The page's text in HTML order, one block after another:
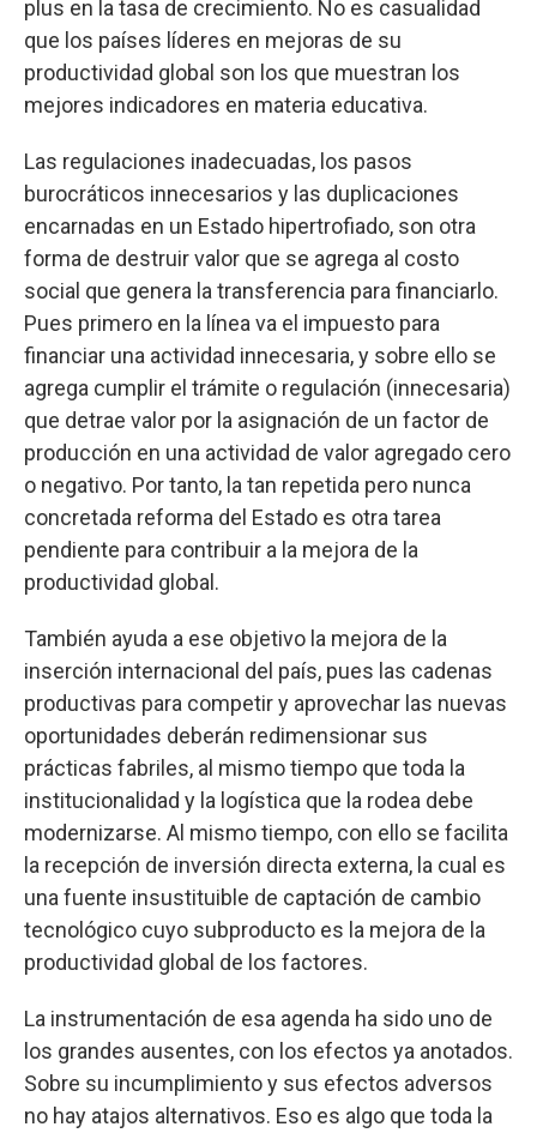
plus en la tasa de crecimiento. No es casualidad
que los países líderes en mejoras de su
productividad global son los que muestran los
mejores indicadores en materia educativa.
Las regulaciones inadecuadas, los pasos
burocráticos innecesarios y las duplicaciones
encarnadas en un Estado hipertrofiado, son otra
forma de destruir valor que se agrega al costo
social que genera la transferencia para financiarlo.
Pues primero en la línea va el impuesto para
financiar una actividad innecesaria, y sobre ello se
agrega cumplir el trámite o regulación (innecesaria)
que detrae valor por la asignación de un factor de
producción en una actividad de valor agregado cero
o negativo. Por tanto, la tan repetida pero nunca
concretada reforma del Estado es otra tarea
pendiente para contribuir a la mejora de la
productividad global.
También ayuda a ese objetivo la mejora de la
inserción internacional del país, pues las cadenas
productivas para competir y aprovechar las nuevas
oportunidades deberán redimensionar sus
prácticas fabriles, al mismo tiempo que toda la
institucionalidad y la logística que la rodea debe
modernizarse. Al mismo tiempo, con ello se facilita
la recepción de inversión directa externa, la cual es
una fuente insustituible de captación de cambio
tecnológico cuyo subproducto es la mejora de la
productividad global de los factores.
La instrumentación de esa agenda ha sido uno de
los grandes ausentes, con los efectos ya anotados.
Sobre su incumplimiento y sus efectos adversos
no hay atajos alternativos. Eso es algo que toda la